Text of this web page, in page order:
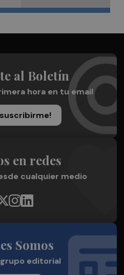
al Boletín
hora en tu email
suscribirme!
en redes
cualquier medio
Somos
editorial